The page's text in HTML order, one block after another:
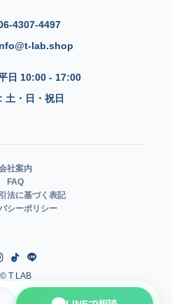
4307-4497
lab.shop
日 10:00 - 17:00
土・日・祝日
社案内
FAQ
法に基づく表記
シーポリシー
©T LAB